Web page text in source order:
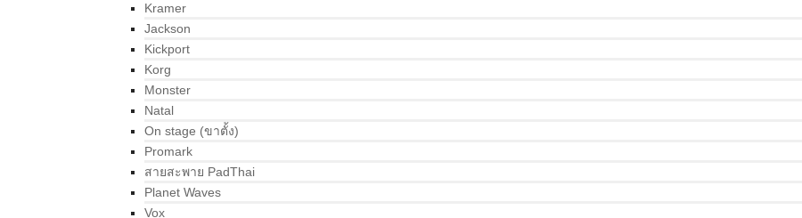
Kramer
Jackson
Kickport
Korg
Monster
Natal
On stage (ขาตั้ง)
Promark
สายสะพาย PadThai
Planet Waves
Vox